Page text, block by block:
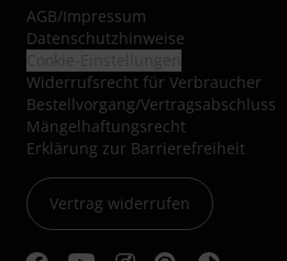
AGB/Impressum
Datenschutzhinweise
Widerrufsrecht für Verbraucher
Bestellvorgang/Vertragsabschluss
Mängelhaftungsrecht
Erklärung zur Barrierefreiheit
Vertrag widerrufen